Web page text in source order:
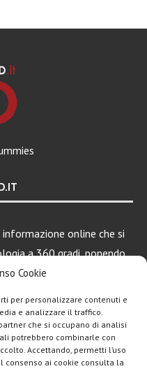
Cookie
per personalizzare contenuti e
e analizzare il traffico.
che si occupano di analisi
potrebbero combinarle con
Accettando, permetti l’uso
consenso ai cookie consulta la
online che si
a 360 gradi, ponendo
Android, Apple e